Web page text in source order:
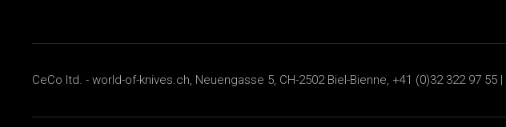
CeCo ltd. - world-of-knives.ch, Neuengasse 5, CH-2502 Biel-Bienne, +41 (0)32 322 97 55 |